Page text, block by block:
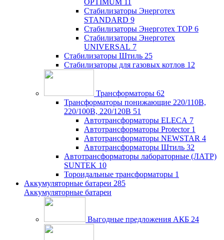
OPTIMUM 11
Стабилизаторы Энерготех
STANDARD 9
Стабилизаторы Энерготех TOP 6
Стабилизаторы Энерготех
UNIVERSAL 7
Стабилизаторы Штиль 25
Стабилизаторы для газовых котлов 12
Трансформаторы 62
Трансформаторы понижающие 220/110В,
220/100В, 220/120В 51
Автотрансформаторы ELECA 7
Автотрансформаторы Protector 1
Автотрансформаторы NEWSTAR 4
Автотрансформаторы Штиль 32
Автотрансформаторы лабораторные (ЛАТР)
SUNTEK 10
Тороидальные трансформаторы 1
Аккумуляторные батареи 285
Аккумуляторные батареи
Выгодные предложения АКБ 24